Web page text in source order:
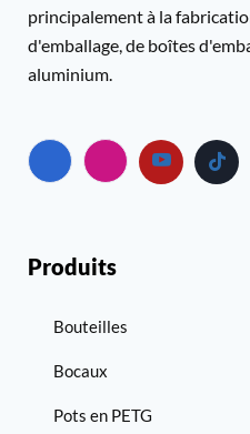
principalement à la
d'emballage, de boîtes
aluminium.
Produits
Bouteilles
Bocaux
Pots en PETG